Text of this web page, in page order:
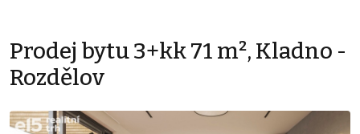
Prodej bytu 3+kk 71 m², Kladno -
Rozdělov